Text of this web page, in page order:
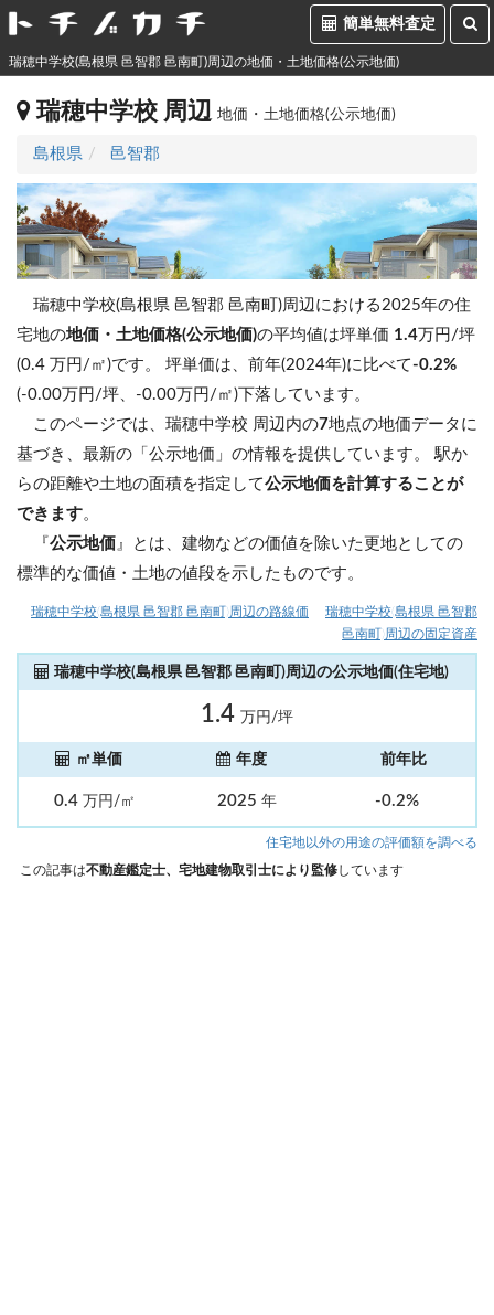
簡単無料査定
瑞穂中学校(島根県 邑智郡 邑南町)周辺の地価・土地価格(公示地価)
瑞穂中学校 周辺 地価・土地価格(公示地価)
島根県 邑智郡
瑞穂中学校(島根県 邑智郡 邑南町)周辺における2025年の住
宅地の地価・土地価格(公示地価)の平均値は坪単価 1.4万円/坪
(0.4 万円/㎡)です。 坪単価は、前年(2024年)に比べて-0.2%
(-0.00万円/坪、-0.00万円/㎡)下落しています。
このページでは、瑞穂中学校 周辺内の7地点の地価データに
基づき、最新の「公示地価」の情報を提供しています。 駅か
らの距離や土地の面積を指定して公示地価を計算することが
できます。
『公示地価 』とは、建物などの価値を除いた更地としての
標準的な価値・土地の値段を示したものです。
瑞穂中学校(島根県 邑智郡 邑南町)周辺の路線価
瑞穂中学校(島根県 邑智郡
邑南町)周辺の固定資産
瑞穂中学校(島根県 邑智郡 邑南町)周辺の公示地価(住宅地)
1.4 万円/坪
㎡単価 年度 前年比
0.4 万円/㎡ 2025 年 -0.2%
住宅地以外の用途の評価額を調べる
この記事は不動産鑑定士、宅地建物取引士により監修しています